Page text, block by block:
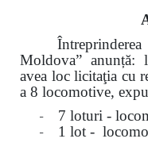
Moldova” anunță:
avea loc licitaţia cu
a 8 locomotive,
- 7 loturi -
- 1 lot -